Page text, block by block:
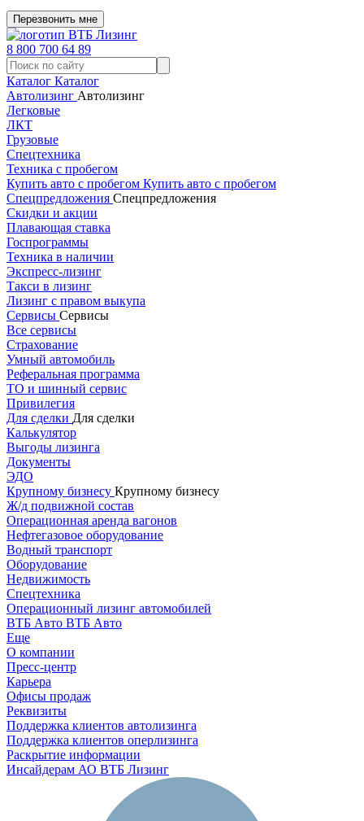
Перезвонить мне
8 800 700 64 89
Каталог Каталог
Автолизинг Автолизинг
Легковые
ЛКТ
Грузовые
Спецтехника
Техника с пробегом
Купить авто с пробегом Купить авто с пробегом
Спецпредложения Спецпредложения
Скидки и акции
Плавающая ставка
Госпрограммы
Техника в наличии
Экспресс-лизинг
Такси в лизинг
Лизинг с правом выкупа
Сервисы Сервисы
Все сервисы
Страхование
Умный автомобиль
Реферальная программа
ТО и шинный сервис
Привилегия
Для сделки Для сделки
Калькулятор
Выгоды лизинга
Документы
ЭДО
Крупному бизнесу Крупному бизнесу
Ж/д подвижной состав
Операционная аренда вагонов
Нефтегазовое оборудование
Водный транспорт
Оборудование
Недвижимость
Спецтехника
Операционный лизинг автомобилей
ВТБ Авто ВТБ Авто
Еще
О компании
Пресс-центр
Карьера
Офисы продаж
Реквизиты
Поддержка клиентов автолизинга
Поддержка клиентов оперлизинга
Раскрытие информации
Инсайдерам АО ВТБ Лизинг